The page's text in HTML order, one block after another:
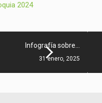
2024
Infografía sobre…
31 enero, 2025